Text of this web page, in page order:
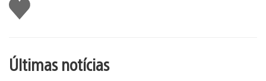
Curtir
Últimas notícias